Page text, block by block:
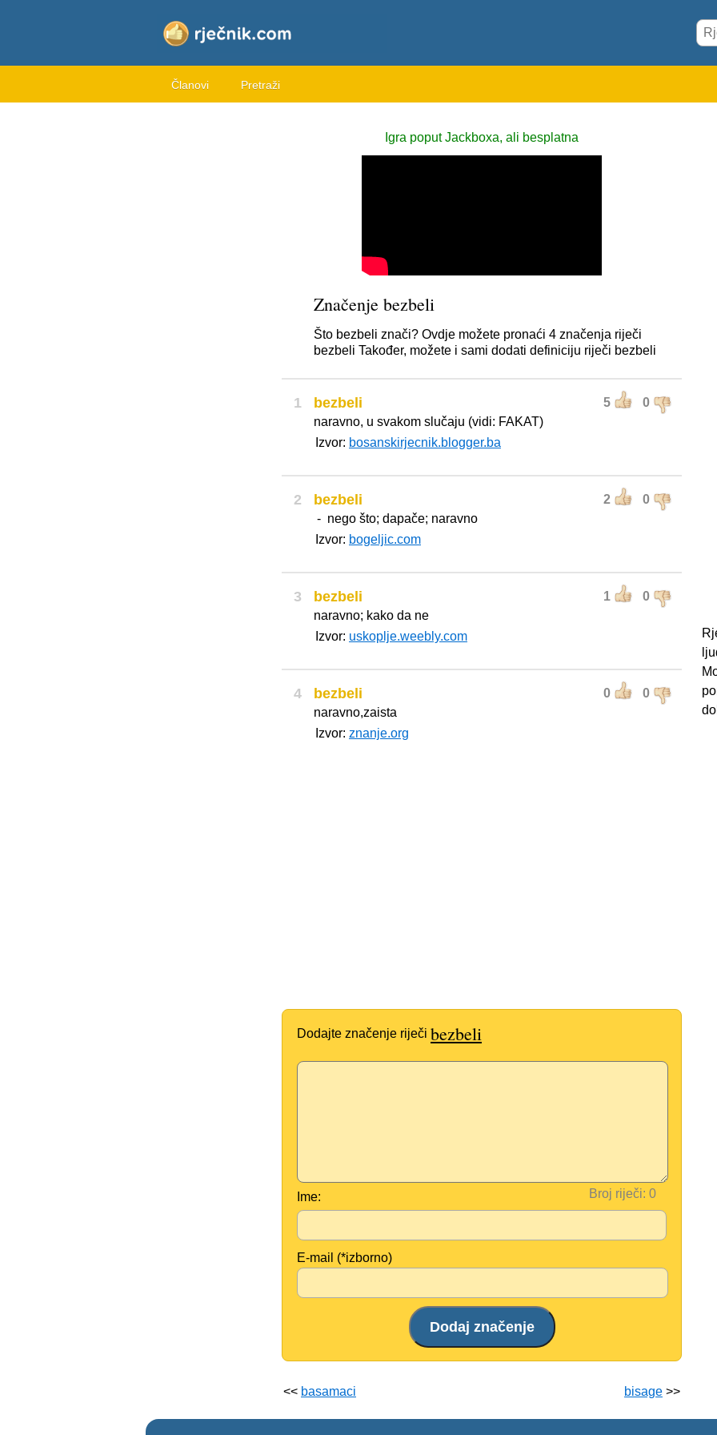
Članovi Pretraži
Igra poput Jackboxa, ali besplatna
Značenje bezbeli
Što bezbeli znači? Ovdje možete pronaći 4 značenja riječi
bezbeli Također, možete i sami dodati definiciju riječi bezbeli
1 5 0
bezbeli
naravno, u svakom slučaju (vidi: FAKAT)
Izvor: bosanskirjecnik.blogger.ba
2 2 0
bezbeli
- nego što; dapače; naravno
Izvor: bogeljic.com
3 1 0
bezbeli
naravno; kako da ne
Izvor: uskoplje.weebly.com
4 0 0
bezbeli
naravno,zaista
Izvor: znanje.org
Dodajte značenje riječi bezbeli
Broj riječi:
Ime:
E-mail (*izborno)
<< basamaci bisage >>